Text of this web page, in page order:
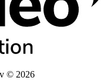
© 2026